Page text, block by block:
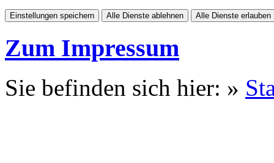
Einstellungen speichern Alle Dienste ablehnen Alle Dienste erlauben
Zum Impressum
Sie befinden sich hier: »